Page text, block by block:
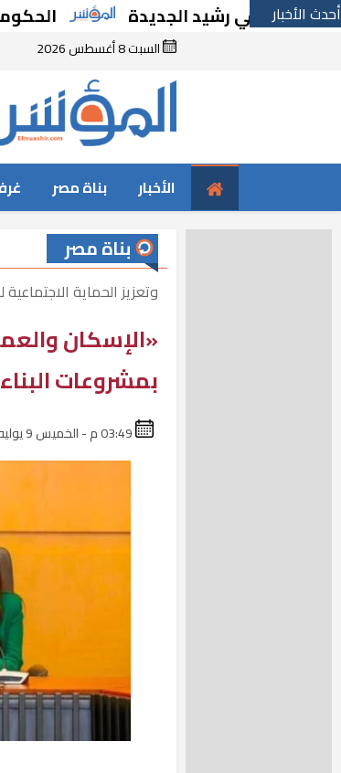
أحدث الأخبار
في رشيد الجديدة الحكومة تقر
السبت 8 أغسطس 2026
الأخبار بناة مصر
بناة مصر
وتعزيز الحماية
«الإسكان
بمشروعات